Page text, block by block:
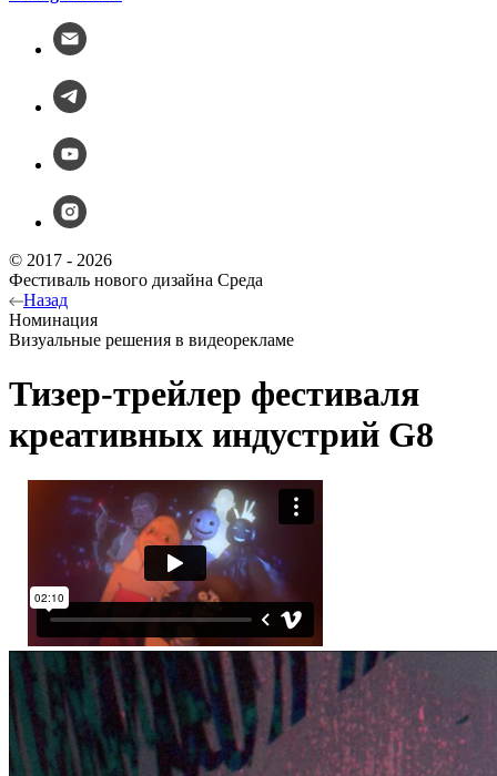
© 2017 - 2026
Фестиваль нового дизайна Среда
Назад
Номинация
Визуальные решения в видеорекламе
Тизер-трейлер фестиваля
креативных индустрий G8